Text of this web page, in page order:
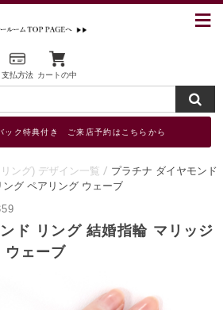
支払方法 カートの中
ック特典付き ご来店予約はこちらから
ング) デザイン一覧
プラチナ ダイヤモンド
グ ペアリング ウェーブ
ド リング 結婚指輪 マリッジ
ウェーブ